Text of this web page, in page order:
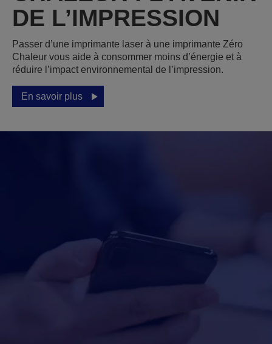
DE L’IMPRESSION
Passer d’une imprimante laser à une imprimante Zéro
Chaleur vous aide à consommer moins d’énergie et à
réduire l’impact environnemental de l’impression.
En savoir plus